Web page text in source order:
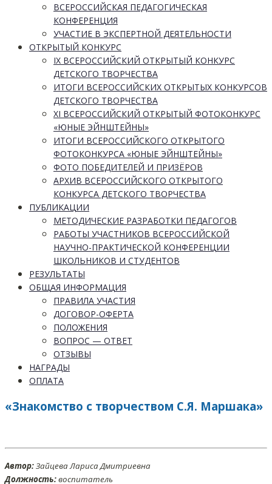
ВСЕРОССИЙСКАЯ ПЕДАГОГИЧЕСКАЯ
КОНФЕРЕНЦИЯ
УЧАСТИЕ В ЭКСПЕРТНОЙ ДЕЯТЕЛЬНОСТИ
ОТКРЫТЫЙ КОНКУРС
IX ВСЕРОССИЙСКИЙ ОТКРЫТЫЙ КОНКУРС
ДЕТСКОГО ТВОРЧЕСТВА
ИТОГИ ВСЕРОССИЙСКИХ ОТКРЫТЫХ КОНКУРСОВ
ДЕТСКОГО ТВОРЧЕСТВА
XI ВСЕРОССИЙСКИЙ ОТКРЫТЫЙ ФОТОКОНКУРС
«ЮНЫЕ ЭЙНШТЕЙНЫ»
ИТОГИ ВСЕРОССИЙСКОГО ОТКРЫТОГО
ФОТОКОНКУРСА «ЮНЫЕ ЭЙНШТЕЙНЫ»
ФОТО ПОБЕДИТЕЛЕЙ И ПРИЗЁРОВ
АРХИВ ВСЕРОССИЙСКОГО ОТКРЫТОГО
КОНКУРСА ДЕТСКОГО ТВОРЧЕСТВА
ПУБЛИКАЦИИ
МЕТОДИЧЕСКИЕ РАЗРАБОТКИ ПЕДАГОГОВ
РАБОТЫ УЧАСТНИКОВ ВСЕРОССИЙСКОЙ
НАУЧНО-ПРАКТИЧЕСКОЙ КОНФЕРЕНЦИИ
ШКОЛЬНИКОВ И СТУДЕНТОВ
РЕЗУЛЬТАТЫ
ОБЩАЯ ИНФОРМАЦИЯ
ПРАВИЛА УЧАСТИЯ
ДОГОВОР-ОФЕРТА
ПОЛОЖЕНИЯ
ВОПРОС — ОТВЕТ
ОТЗЫВЫ
НАГРАДЫ
ОПЛАТА
«Знакомство с творчеством С.Я. Маршака»
Автор:Зайцева Лариса Дмитриевна
Должность:воспитатель